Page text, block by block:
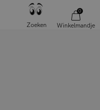
Zoeken
0
Winkelmandje